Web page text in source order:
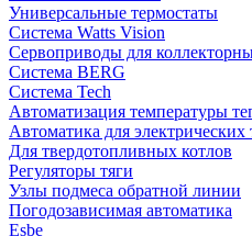
Универсальные термостаты
Система Watts Vision
Сервоприводы для
Система BERG
Система Tech
Автоматизация температуры
Автоматика для
Для твердотопливных котлов
Регуляторы тяги
Узлы подмеса обратной линии
Погодозависимая автоматика
Esbe